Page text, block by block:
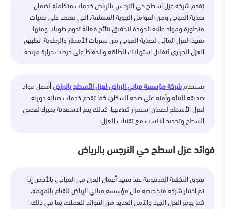
تقدم شركة عزل اسطح حي النرجس بالرياض خدمات متكاملة لضمان
حماية المباني ومن العوامل الجوية المختلفة، التي تعتمد على تقنيات
متطورة ومواد عالية الجودة لتحقيق نتائج فعالة تدوم طويلا، ومنها
تنفيذ العزل المائي لحماية المباني من تسربات الأمطار والرطوبة، تطبيق
العزل الحراري لتقليل استهلاك الطاقة والحفاظ على درجات حرارة مريحة.
تستخدمشركة مؤسسة مباني الرياض لعزل الأسطح بالرياضأفضل مواد
صديقة للبيئة وآمنة على صحة السكان، كما تقدم خدمات صيانة دورية
لعزل الأسطح لضمان استمرار كفاءتها، كذلك يتم الاستعانة بخبراء لفحص
السطح وتحديد الأنسب مع تقنيات العزل.
فوائد عزل اسطح حي النرجس بالرياض
تفوق التكلفة المدفوعة عند تنفيذ أعمال العزل في المباني، بالأخص إذا
تم اختيار شركة متخصصة مثل مؤسسة مباني الرياض للقيام بالمهمة،
كما يوفر العزل الجيد والآمن العديد من الفوائد للعملاء، بما في ذلك: